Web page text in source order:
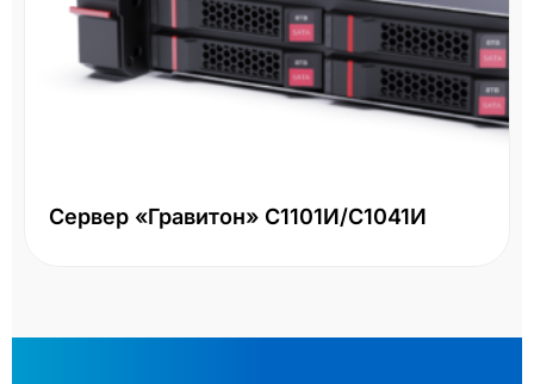
Сервер «Гравитон» С1101И/С1041И